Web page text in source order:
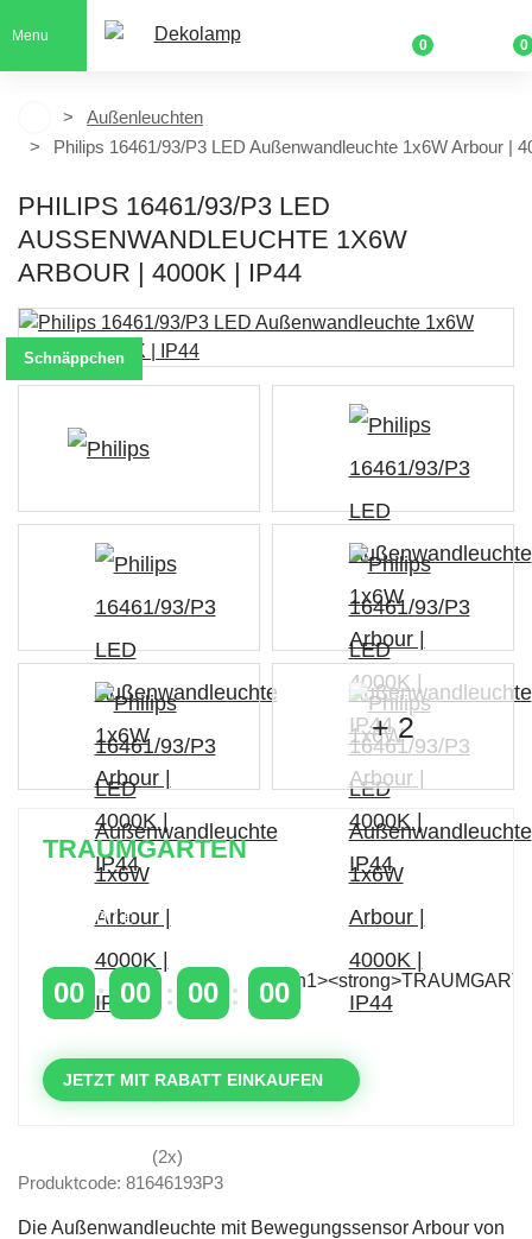
Menu
0 0
Außenleuchten
Philips 16461/93/P3 LED Außenwandleuchte 1x6W Arbour |
PHILIPS 16461/93/P3 LED
AUSSENWANDLEUCHTE 1X6W A
RBOUR | 4000K | IP44
Schnäppchen
+ 2
TRAUMGARTEN
über 400 €
00 00 00 00
JETZT MIT RABATT EINKAUFEN
(2x)
Produktcode: 81646193P3
Die Außenwandleuchte mit Bewegungssensor Arbour von